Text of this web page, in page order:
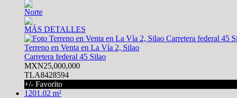
Norte
MÁS DETALLES
Terreno en Venta en La Vía 2, Silao
Carretera federal 45 Silao
MXN25,000,000
TLA8428594
+/- Favorito
1201.02 m²